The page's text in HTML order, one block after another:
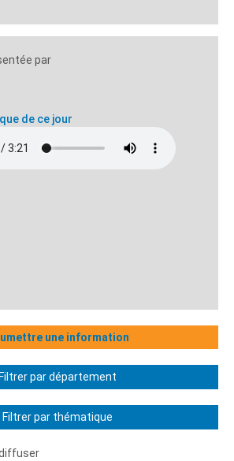
par
de ce jour
une information
Filtrer par département
Filtrer par thématique